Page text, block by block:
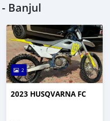
Banjul
2
2023 HUSQVARNA FC